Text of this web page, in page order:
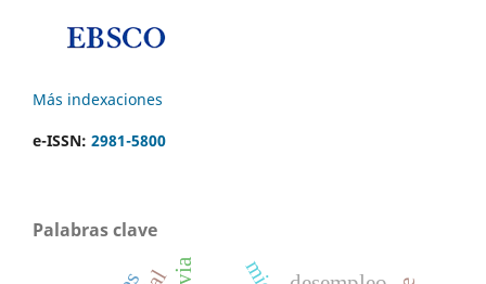
Más indexaciones
e-ISSN: 2981-5800
Palabras clave